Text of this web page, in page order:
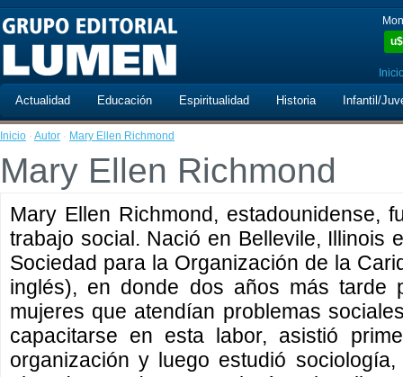
u$
Actualidad Educación Espiritualidad Historia Infantil/
Inicio · Autor · Mary Ellen Richmond
Mary Ellen Richmond
Mary Ellen Richmond, estadounidense,
trabajo social. Nació en Bellevile, Illinois
Sociedad para la Organización de la
inglés), en donde dos años más tarde
mujeres que atendían problemas
capacitarse en esta labor, asistió
organización y luego estudió